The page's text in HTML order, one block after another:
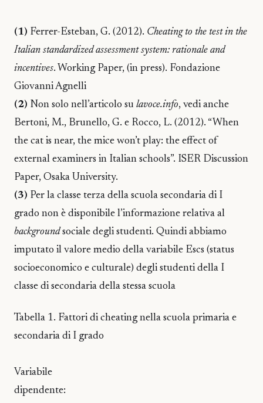
(1) Ferrer-Esteban, G. (2012). Cheating to the test in the
Italian standardized assessment system: rationale and
incentives. Working Paper, (in press). Fondazione
Giovanni Agnelli
(2) Non solo nell’articolo su lavoce.info, vedi anche
Bertoni, M., Brunello, G. e Rocco, L. (2012). “When
the cat is near, the mice won’t play: the effect of
external examiners in Italian schools”. ISER Discussion
Paper, Osaka University.
(3) Per la classe terza della scuola secondaria di I
grado non è disponibile l’informazione relativa al
backgroundsociale degli studenti. Quindi abbiamo
imputato il valore medio della variabile Escs (status
socioeconomico e culturale) degli studenti della I
classe di secondaria della stessa scuola
Tabella 1. Fattori di cheating nella scuola primaria e
secondaria di I grado
Variabile
dipendente: